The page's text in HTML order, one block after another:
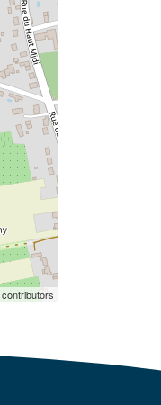
contributors